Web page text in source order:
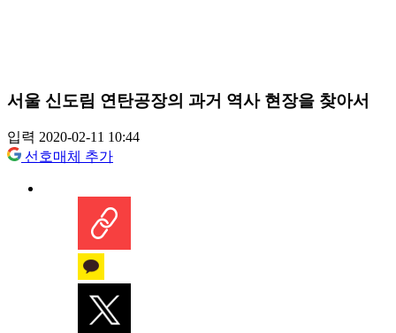
서울 신도림 연탄공장의 과거 역사 현장을 찾아서
입력 2020-02-11 10:44
선호매체 추가